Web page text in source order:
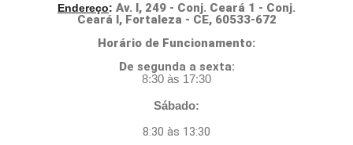
Endereço: Av. I, 249 - Conj. Ceará 1 - Conj.
Ceará I, Fortaleza - CE, 60533-672
Horário de Funcionamento:
De segunda a sexta:
8:30 às 17:30
Sábado:
8:30 às 13:30